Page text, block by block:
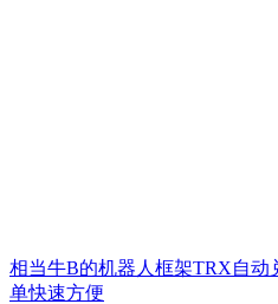
相当牛B的机器人框架TRX自动
单快速方便